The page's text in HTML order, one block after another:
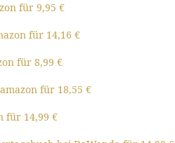
für 9,95 €
für 14,16 €
für 8,99 €
für 18,55 €
für 14,99 €